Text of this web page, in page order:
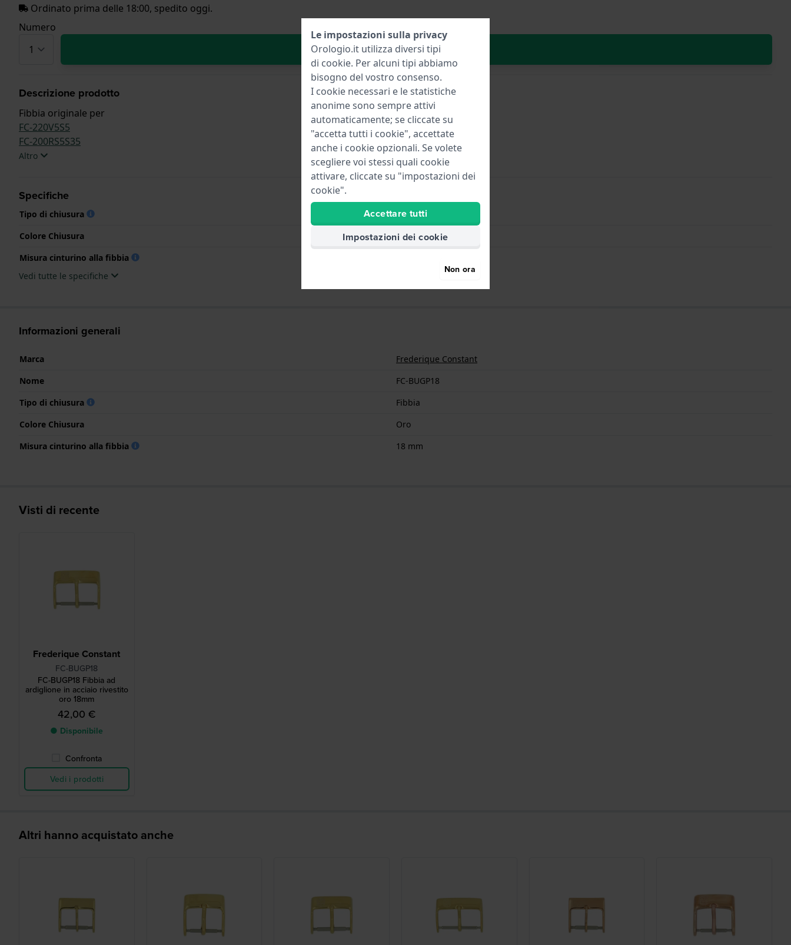
Ordinato prima delle 18:00, spedito oggi.
Numero
Aggiungi al carrello
Descrizione prodotto
Fibbia originale per
FC-220V5S5
FC-200RS5S35
Altro
Specifiche
Tipo di chiusura
Fibbia
Colore Chiusura
Oro
Misura cinturino alla fibbia
Vedi tutte le specifiche
Informazioni generali
Marca
Frederique Constant
Nome
FC-BUGP18
Tipo di chiusura
Fibbia
Colore Chiusura
Oro
Misura cinturino alla fibbia
18 mm
Visti di recente
Frederique Constant
FC-BUGP18
FC-BUGP18 Fibbia ad
ardiglione in acciaio rivestito
oro 18mm
42,00 €
● Disponibile
Confronta
Vedi i prodotti
Altri hanno acquistato anche
Le impostazioni sulla privacy
Orologio.it utilizza diversi tipi
di cookie. Per alcuni tipi abbiamo
bisogno del vostro consenso.
I cookie necessari e le statistiche
anonime sono sempre attivi
automaticamente; se cliccate su
"accetta tutti i cookie", accettate
anche i cookie opzionali. Se volete
scegliere voi stessi quali cookie
attivare, cliccate su "impostazioni dei
cookie".
Accettare tutti
Impostazioni dei cookie
Non ora